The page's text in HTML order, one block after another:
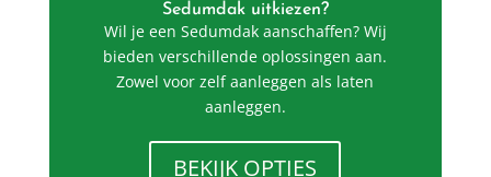
Sedumdak uitkiezen?
Wil je een Sedumdak aanschaffen? Wij
bieden verschillende oplossingen aan.
Zowel voor zelf aanleggen als laten
aanleggen.
BEKIJK OPTIES